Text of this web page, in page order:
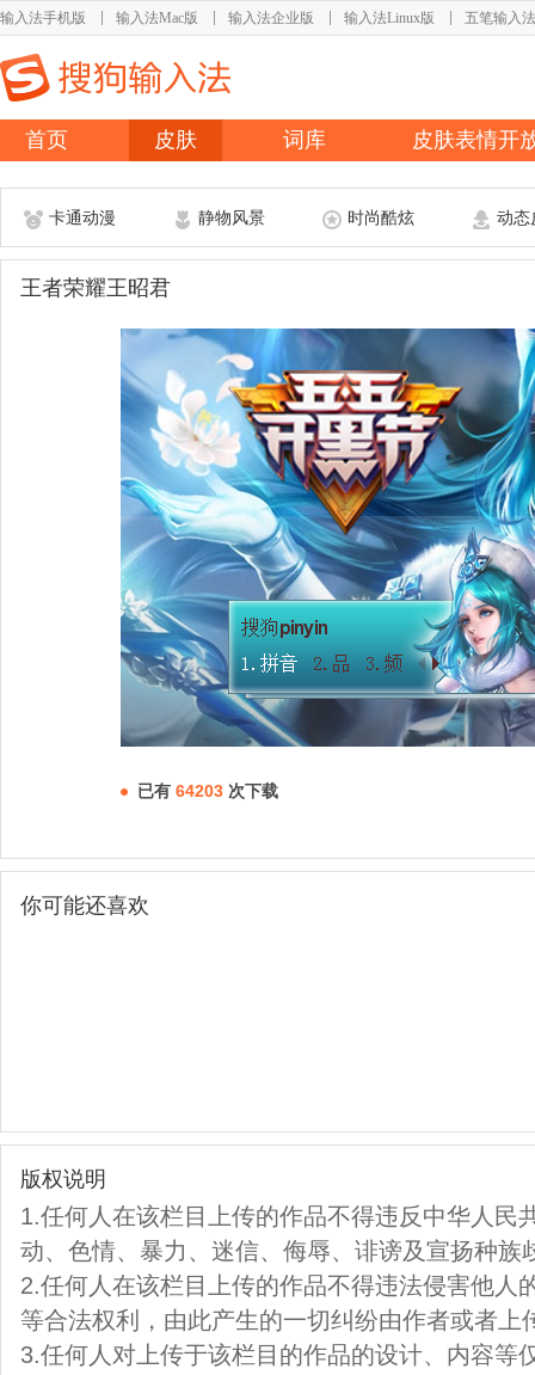
输入法手机版 输入法Mac版 输入法企业版 输入法Linux版 五笔输入法
首页 皮肤 词库 皮肤表情开
卡通动漫 静物风景 时尚酷炫 动态
王者荣耀王昭君
已有 64203 次下载
你可能还喜欢
版权说明
1.任何人在该栏目上传的作品不得违反中华人民
动、色情、暴力、迷信、侮辱、诽谤及宣扬种族
2.任何人在该栏目上传的作品不得违法侵害他人
等合法权利，由此产生的一切纠纷由作者或者上
3.任何人对上传于该栏目的作品的设计、内容等